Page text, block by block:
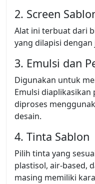
2. Screen
Alat ini terbuat dari
yang dilapisi
3. Emulsi dan
Digunakan untuk
Emulsi diaplikasikan
diproses
desain.
4. Tinta Sablon
Pilih tinta yang
plastisol, air-based,
masing memiliki